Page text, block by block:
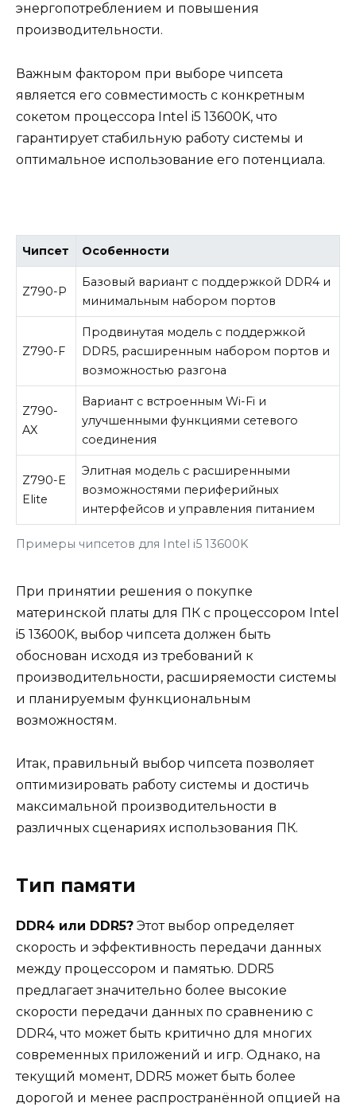
энергопотреблением и повышения
производительности.
Важным фактором при выборе чипсета
является его совместимость с конкретным
сокетом процессора Intel i5 13600K, что
гарантирует стабильную работу системы и
оптимальное использование его потенциала.
Примеры чипсетов для Intel i5 13600K
Чипсет Особенности
Z790-P
Базовый вариант с поддержкой DDR4 и
минимальным набором портов
Z790-F
Продвинутая модель с поддержкой
DDR5, расширенным набором портов и
возможностью разгона
Z790-
AX
Вариант с встроенным Wi-Fi и
улучшенными функциями сетевого
соединения
Z790-E
Elite
Элитная модель с расширенными
возможностями периферийных
интерфейсов и управления питанием
При принятии решения о покупке
материнской платы для ПК с процессором Intel
i5 13600K, выбор чипсета должен быть
обоснован исходя из требований к
производительности, расширяемости системы
и планируемым функциональным
возможностям.
Итак, правильный выбор чипсета позволяет
оптимизировать работу системы и достичь
максимальной производительности в
различных сценариях использования ПК.
Тип памяти
DDR4 или DDR5? Этот выбор определяет
скорость и эффективность передачи данных
между процессором и памятью. DDR5
предлагает значительно более высокие
скорости передачи данных по сравнению с
DDR4, что может быть критично для многих
современных приложений и игр. Однако, на
текущий момент, DDR5 может быть более
дорогой и менее распространённой опцией на